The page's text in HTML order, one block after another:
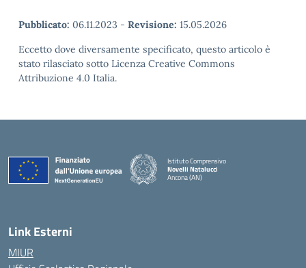
Pubblicato: 06.11.2023 - Revisione: 15.05.2026
Eccetto dove diversamente specificato, questo articolo è
stato rilasciato sotto Licenza Creative Commons
Attribuzione 4.0 Italia.
Istituto Comprensivo
Novelli Natalucci
Ancona (AN)
Link Esterni
MIUR